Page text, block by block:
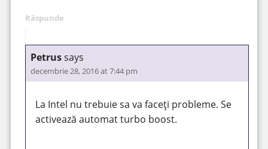
Răspunde
Petrussays
decembrie 28, 2016 at 7:44 pm
La Intel nu trebuie sa va faceți probleme. Se
activează automat turbo boost.